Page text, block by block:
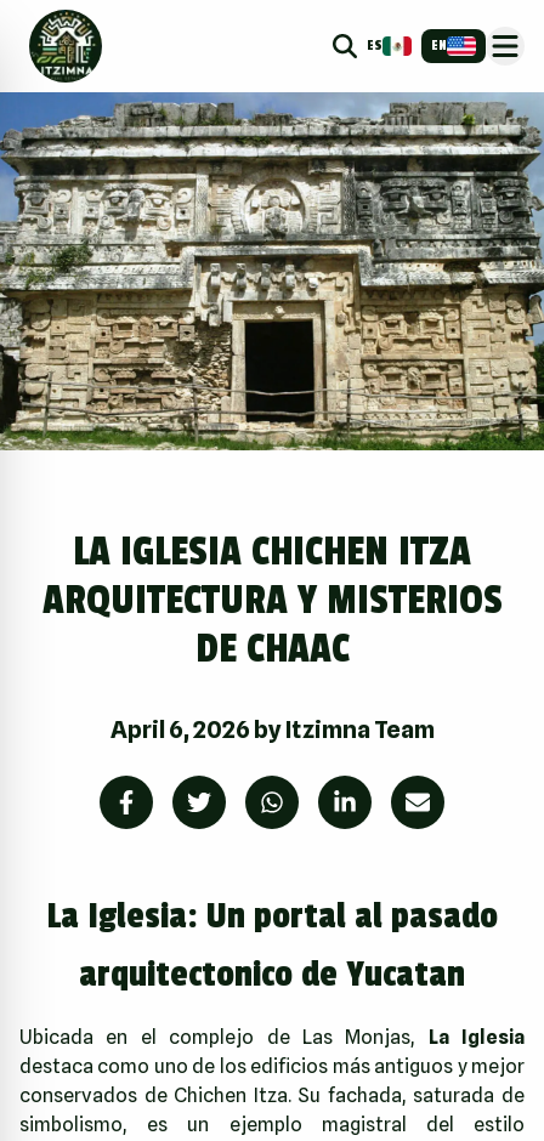
ES EN
LA IGLESIA CHICHEN ITZA
ARQUITECTURA Y MISTERIOS
DE CHAAC
April 6, 2026 byItzimna Team
La Iglesia: Un portal al pasado
arquitectonico de Yucatan
Ubicada en el complejo de Las Monjas, La Iglesia
destaca como uno de los edificios más antiguos y mejor
conservados de Chichen Itza. Su fachada, saturada de
simbolismo, es un ejemplo magistral del estilo